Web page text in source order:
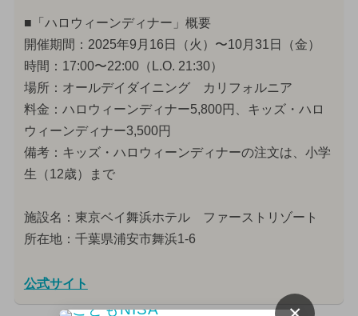
■「ハロウィーンディナー」概要
開催期間：2025年9月16日（火）〜10月31日（金）
時間：17:00〜22:00（L.O. 21:30）
場所：オールデイダイニング カリフォルニア
料金：ハロウィーンディナー5,800円、キッズ・ハロ
ウィーンディナー3,500円
備考：キッズ・ハロウィーンディナーの注文は、小学
生（12歳）まで
施設名：東京ベイ舞浜ホテル ファーストリゾート
所在地：千葉県浦安市舞浜1-6
公式サイト